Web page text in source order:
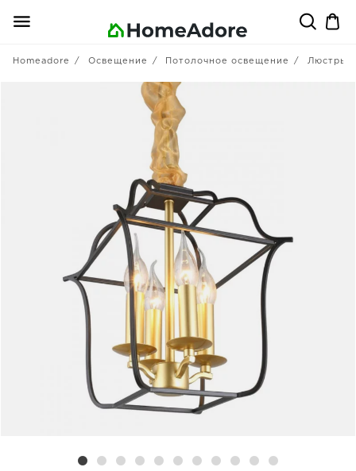
Homeadore Освещение Потолочное освещение Люстры